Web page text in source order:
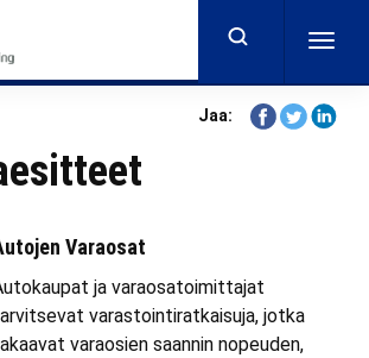
Jaa:
ShareShareShare
Varaosat
ja varaosatoimittajat
varastointiratkaisuja, jotka
varaosien saannin nopeuden,